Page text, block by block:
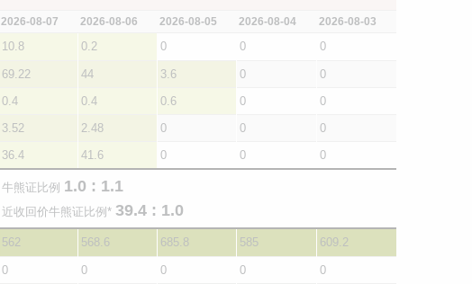
2026-08-07 2026-08-06 2026-08-05 2026-08-04 2026-08-03
10.8 0.2 0 0
0
69.22 44 3.6 0
0
0.4 0.4 0.6 0
0
3.52 2.48 0 0
0
36.4 41.6 0 0 0
牛熊证比例 1.0 : 1.1
近收回价牛熊证比例* 39.4 : 1.0
562 568.6 685.8 585
609.2
0 0 0 0
0